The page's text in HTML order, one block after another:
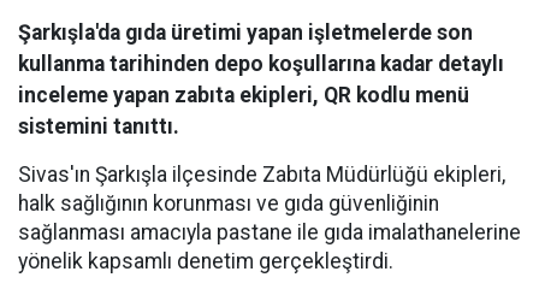
Şarkışla'da gıda üretimi yapan işletmelerde son
kullanma tarihinden depo koşullarına kadar detaylı
inceleme yapan zabıta ekipleri, QR kodlu menü
sistemini tanıttı.
Sivas'ın Şarkışla ilçesinde Zabıta Müdürlüğü ekipleri,
halk sağlığının korunması ve gıda güvenliğinin
sağlanması amacıyla pastane ile gıda imalathanelerine
yönelik kapsamlı denetim gerçekleştirdi.